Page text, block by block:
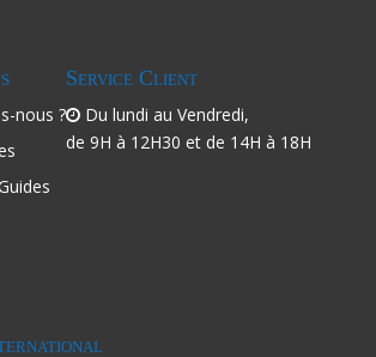
nous ?
Service Client
Du lundi au Vendredi,
de 9H à 12H30 et de 14H à 18H